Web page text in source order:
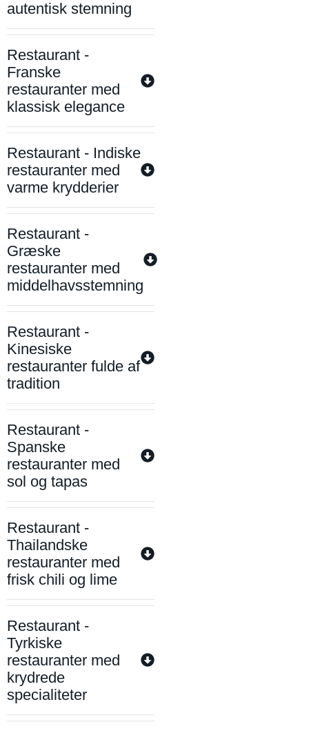
autentisk stemning
Restaurant -
Franske
restauranter med
klassisk elegance
Restaurant - Indiske
restauranter med
varme krydderier
Restaurant -
Græske
restauranter med
middelhavsstemning
Restaurant -
Kinesiske
restauranter fulde af
tradition
Restaurant -
Spanske
restauranter med
sol og tapas
Restaurant -
Thailandske
restauranter med
frisk chili og lime
Restaurant -
Tyrkiske
restauranter med
krydrede
specialiteter